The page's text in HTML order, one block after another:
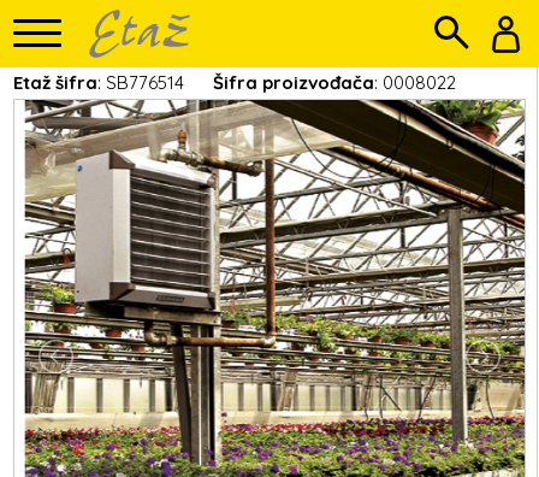
Etaž šifra: SB776514 Šifra proizvođača: 0008022